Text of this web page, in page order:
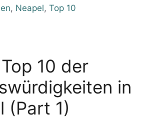
, Neapel,Top 10
10 der
in
(Part 1)